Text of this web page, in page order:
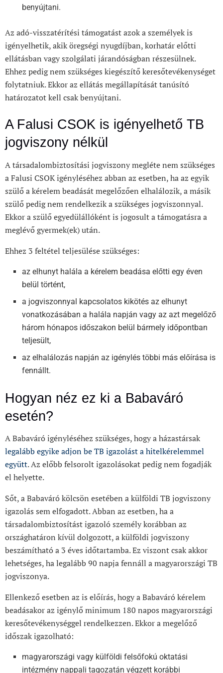
benyújtani.
Az adó-visszatérítési támogatást azok a személyek is
igényelhetik, akik öregségi nyugdíjban, korhatár előtti
ellátásban vagy szolgálati járandóságban részesülnek.
Ehhez pedig nem szükséges kiegészítő keresőtevékenységet
folytatniuk. Ekkor az ellátás megállapítását tanúsító
határozatot kell csak benyújtani.
A Falusi CSOK is igényelhető TB
jogviszony nélkül
A társadalombiztosítási jogviszony megléte nem szükséges
a Falusi CSOK igényléséhez abban az esetben, ha az egyik
szülő a kérelem beadását megelőzően elhalálozik, a másik
szülő pedig nem rendelkezik a szükséges jogviszonnyal.
Ekkor a szülő egyedülállóként is jogosult a támogatásra a
meglévő gyermek(ek) után.
Ehhez 3 feltétel teljesülése szükséges:
az elhunyt halála a kérelem beadása előtti egy éven
belül történt,
a jogviszonnyal kapcsolatos kikötés az elhunyt
vonatkozásában a halála napján vagy az azt megelőző
három hónapos időszakon belül bármely időpontban
teljesült,
az elhalálozás napján az igénylés többi más előírása is
fennállt.
Hogyan néz ez ki a Babaváró
esetén?
A Babaváró igényléséhez szükséges, hogy a házastársak
legalább egyike adjon be TB igazolást a hitelkérelemmel
együtt. Az előbb felsorolt igazolásokat pedig nem fogadják
el helyette.
Sőt, a Babaváró kölcsön esetében a külföldi TB jogviszony
igazolás sem elfogadott. Abban az esetben, ha a
társadalombiztosítást igazoló személy korábban az
országhatáron kívül dolgozott, a külföldi jogviszony
beszámítható a 3 éves időtartamba. Ez viszont csak akkor
lehetséges, ha legalább 90 napja fennáll a magyarországi TB
jogviszonya.
Ellenkező esetben az is előírás, hogy a Babaváró kérelem
beadásakor az igénylő minimum 180 napos magyarországi
keresőtevékenységgel rendelkezzen. Ekkor a megelőző
időszak igazolható:
magyarországi vagy külföldi felsőfokú oktatási
intézmény nappali tagozatán végzett korábbi